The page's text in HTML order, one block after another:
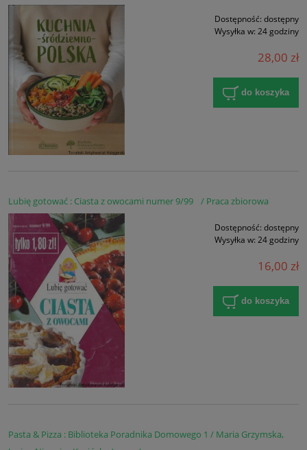
Dostępność: dostępny
Wysyłka w: 24 godziny
28,00 zł
do koszyka
Lubię gotować : Ciasta z owocami numer 9/99 / Praca zbiorowa
Dostępność: dostępny
Wysyłka w: 24 godziny
16,00 zł
do koszyka
Pasta & Pizza : Biblioteka Poradnika Domowego 1 / Maria Grzymska,